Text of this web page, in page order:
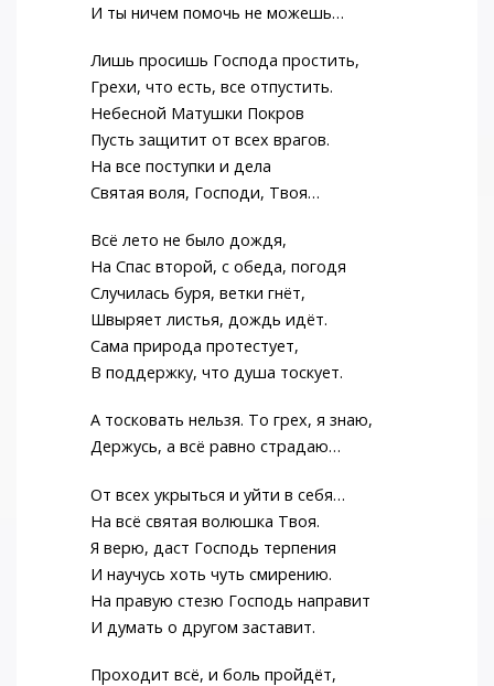
И ты ничем помочь не можешь…
Лишь просишь Господа простить,
Грехи, что есть, все отпустить.
Небесной Матушки Покров
Пусть защитит от всех врагов.
На все поступки и дела
Святая воля, Господи, Твоя…
Всё лето не было дождя,
На Спас второй, с обеда, погодя
Случилась буря, ветки гнёт,
Швыряет листья, дождь идёт.
Сама природа протестует,
В поддержку, что душа тоскует.
А тосковать нельзя. То грех, я знаю,
Держусь, а всё равно страдаю…
От всех укрыться и уйти в себя…
На всё святая волюшка Твоя.
Я верю, даст Господь терпения
И научусь хоть чуть смирению.
На правую стезю Господь направит
И думать о другом заставит.
Проходит всё, и боль пройдёт,